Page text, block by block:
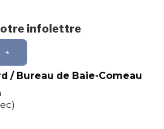
infolettre
/ Bureau de Baie-Comeau